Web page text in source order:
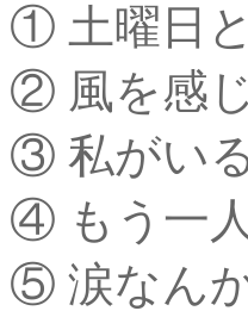
① 土曜日
② 風を感
③ 私がい
④ もう一
⑤ 涙なん